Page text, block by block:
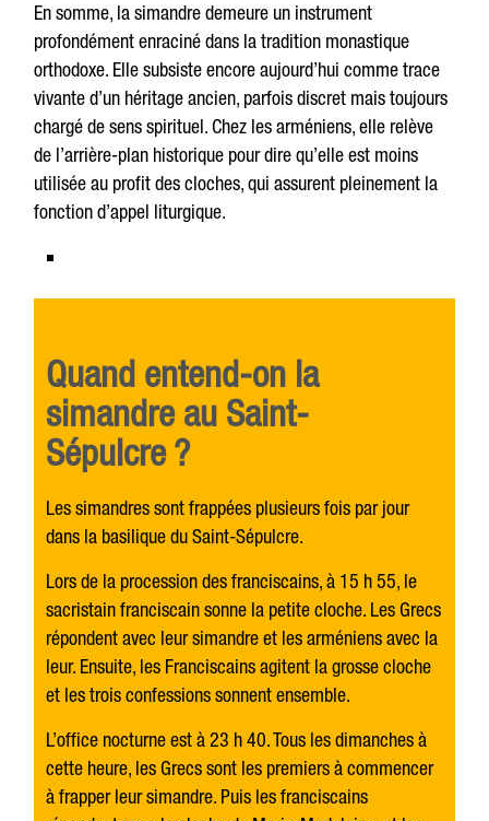
En somme, la simandre demeure un instrument
profondément enraciné dans la tradition monastique
orthodoxe. Elle subsiste encore aujourd’hui comme trace
vivante d’un héritage ancien, parfois discret mais toujours
chargé de sens spirituel. Chez les arméniens, elle relève
de l’arrière-plan historique pour dire qu’elle est moins
utilisée au profit des cloches, qui assurent pleinement la
fonction d’appel liturgique.
Quand entend-on la
simandre au Saint-
Sépulcre ?
Les simandres sont frappées plusieurs fois par jour
dans la basilique du Saint-Sépulcre.
Lors de la procession des franciscains, à 15 h 55, le
sacristain franciscain sonne la petite cloche. Les Grecs
répondent avec leur simandre et les arméniens avec la
leur. Ensuite, les Franciscains agitent la grosse cloche
et les trois confessions sonnent ensemble.
L’office nocturne est à 23 h 40. Tous les dimanches à
cette heure, les Grecs sont les premiers à commencer
à frapper leur simandre. Puis les franciscains